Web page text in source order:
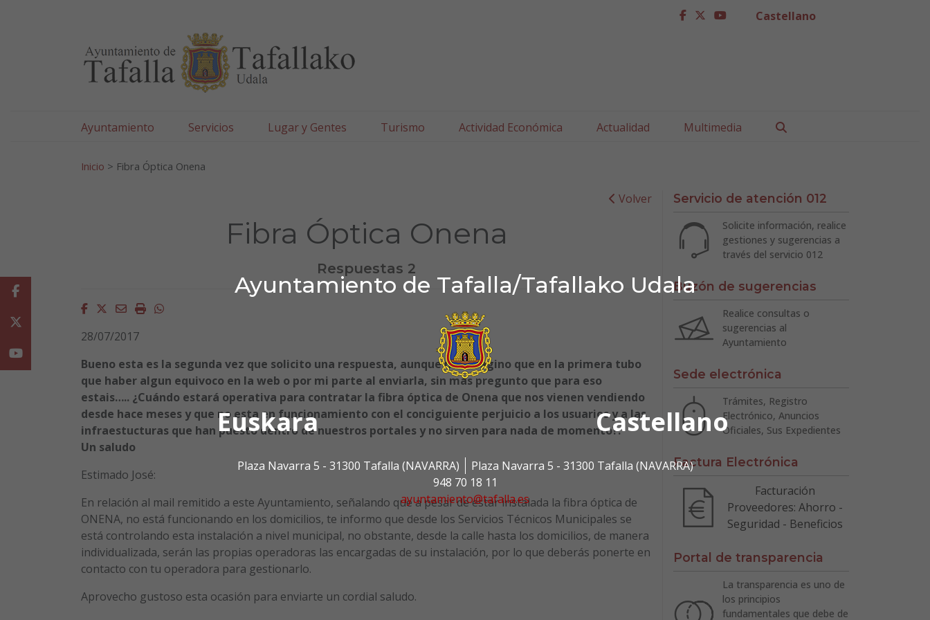
Ayuntamiento de Tafalla/Tafallako Udala
Euskara Castellano
Plaza Navarra 5 - 31300 Tafalla (NAVARRA)
Plaza Navarra 5 - 31300 Tafalla (NAVARRA)
948 70 18 11
ayuntamiento@tafalla.es
facebook
twitter
youtubeCastellano
Ayuntamiento Servicios Lugar y Gentes Turismo Actividad Económica Actualidad Multimedia
Inicio > Fibra Óptica Onena
Volver
Fibra Óptica Onena
Respuestas 2
Facebook
Twitter
EmailImprimirWhatsapp
28/07/2017
Bueno esta es la segunda vez que solicito una respuesta, aunque me imagino que en la primera tubo
que haber algun equivoco en la web o por mi parte al enviarla, sin más pregunto que para eso
estais….. ¿Cuándo estará operativa para contratar la fibra óptica de Onena que nos vienen vendiendo
desde hace meses y que no esta en funcionamiento con el conciguiente perjuicio a los usuarios y a las
infraestucturas que han puesto dentro de nuestros portales y no sirven para nada de momento?.
Un saludo
Estimado José:
En relación al mail remitido a este Ayuntamiento, señalando que a pesar de estar instalada la fibra óptica de
ONENA, no está funcionando en los domicilios, te informo que desde los Servicios Técnicos Municipales se
está controlando esta instalación a nivel municipal, no obstante, desde la calle hasta los domicilios, de manera
individualizada, serán las propias operadoras las encargadas de su instalación, por lo que deberás ponerte en
contacto con tu operadora para gestionarlo.
Aprovecho gustoso esta ocasión para enviarte un cordial saludo.
Servicio de atención 012
Solicite información, realice
gestiones y sugerencias a
través del servicio 012
Buzón de sugerencias
Realice consultas o
sugerencias al
Ayuntamiento
Sede electrónica
Trámites, Registro
Electrónico, Anuncios
Oficiales, Sus Expedientes
Factura Electrónica
Facturación
Proveedores: Ahorro -
Seguridad - Beneficios
Portal de transparencia
La transparencia es uno de
los principios
fundamentales que debe de
Facebook
Youtube